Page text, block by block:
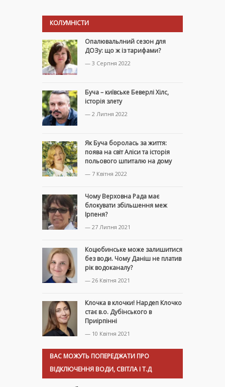
КОЛУМНІСТИ
Опалювальлний сезон для
ДОЗу: що ж із тарифами?
— 3 Серпня 2022
Буча – київське Беверлі Хілс,
історія злету
— 2 Липня 2022
Як Буча боролась за життя:
поява на світ Аліси та історія
польового шпиталю на дому
— 7 Квітня 2022
Чому Верховна Рада має
блокувати збільшення меж
Ірпеня?
— 27 Липня 2021
Коцюбинське може залишитися
без води. Чому Даніш не платив
рік водоканалу?
— 26 Квітня 2021
Клочка в клочки! Нардеп Клочко
стає в.о. Дубінського в
Приірпінні
— 10 Квітня 2021
ВАС МОЖУТЬ ПОПЕРЕДЖАТИ ПРО
ВІДКЛЮЧЕННЯ ВОДИ, СВІТЛА І Т.Д